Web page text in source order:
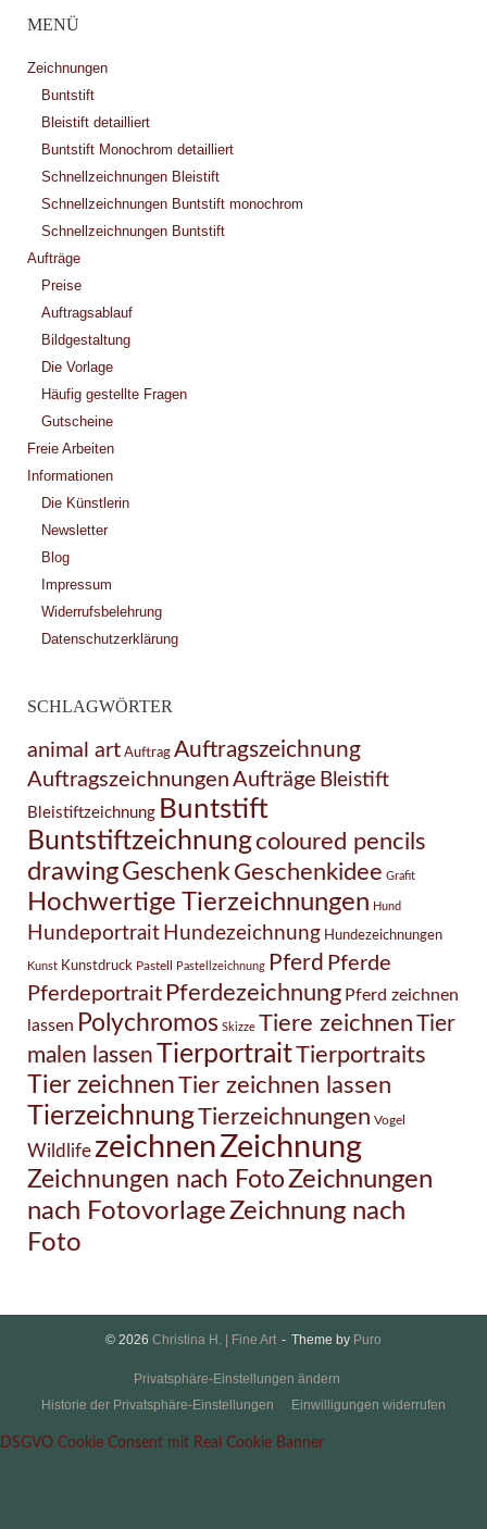
MENÜ
Zeichnungen
Buntstift
Bleistift detailliert
Buntstift Monochrom detailliert
Schnellzeichnungen Bleistift
Schnellzeichnungen Buntstift monochrom
Schnellzeichnungen Buntstift
Aufträge
Preise
Auftragsablauf
Bildgestaltung
Die Vorlage
Häufig gestellte Fragen
Gutscheine
Freie Arbeiten
Informationen
Die Künstlerin
Newsletter
Blog
Impressum
Widerrufsbelehrung
Datenschutzerklärung
SCHLAGWÖRTER
animal art Auftrag Auftragszeichnung
Auftragszeichnungen Aufträge Bleistift
Bleistiftzeichnung Buntstift
Buntstiftzeichnungcoloured pencils
drawingGeschenk Geschenkidee Grafit
Hochwertige Tierzeichnungen Hund
Hundeportrait Hundezeichnung Hundezeichnungen
Kunst Kunstdruck Pastell Pastellzeichnung Pferd Pferde
Pferdeportrait Pferdezeichnung Pferd zeichnen
lassen Polychromos Skizze Tiere zeichnenTier
malen lassenTierportraitTierportraits
Tier zeichnenTier zeichnen lassen
TierzeichnungTierzeichnungen Vogel
Wildlife zeichnenZeichnung
Zeichnungen nach FotoZeichnungen
nach FotovorlageZeichnung nach
Foto
© 2026 Christina H. | Fine Art Theme by Puro
Privatsphäre-Einstellungen ändern
Historie der Privatsphäre-Einstellungen
Einwilligungen widerrufen
DSGVO Cookie Consent mit Real Cookie Banner